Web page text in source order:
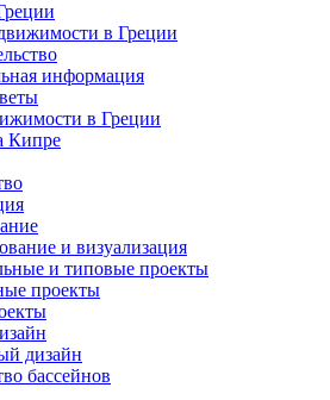
в Греции
информация
в Греции
Кипре
и визуализация
и типовые проекты
проекты
дизайн
бассейнов